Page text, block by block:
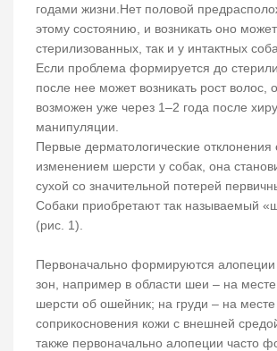
годами жизни.Нет половой
этому состоянию, и возникать оно
стерилизованных, так и у интактных
Если проблема формируется до
после нее может возникать рост волос,
возможен уже через 1–2 года после
манипуляции.
Первые дерматологические отклонения
изменением шерсти у собак, она
сухой со значительной потерей
Собаки приобретают так называемый
(рис. 1).
Первоначально формируются
зон, например в области шеи – на
шерсти об ошейник; на груди – на месте
соприкосновения кожи с внешней
также первоначально алопеции часто